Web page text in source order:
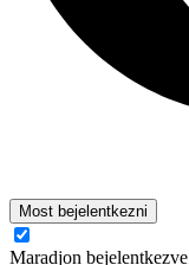
Most bejelentkezni
Maradjon bejelentkezve